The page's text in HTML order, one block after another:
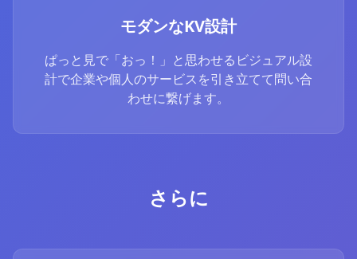
モダンなKV設計
ぱっと見で「おっ！」と思わせるビジュアル設
計で企業や個人のサービスを引き立てて問い合
わせに繋げます。
さらに